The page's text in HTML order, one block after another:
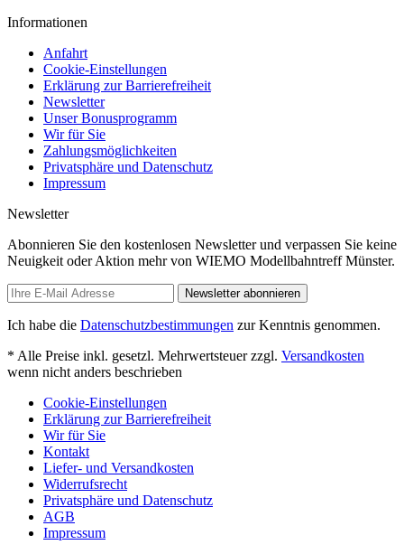
Informationen
Anfahrt
Cookie-Einstellungen
Erklärung zur Barrierefreiheit
Newsletter
Unser Bonusprogramm
Wir für Sie
Zahlungsmöglichkeiten
Privatsphäre und Datenschutz
Impressum
Newsletter
Abonnieren Sie den kostenlosen Newsletter und verpassen Sie keine
Neuigkeit oder Aktion mehr von WIEMO Modellbahntreff Münster.
Newsletter abonnieren
Ich habe die Datenschutzbestimmungen zur Kenntnis genommen.
* Alle Preise inkl. gesetzl. Mehrwertsteuer zzgl. Versandkosten
wenn nicht anders beschrieben
Cookie-Einstellungen
Erklärung zur Barrierefreiheit
Wir für Sie
Kontakt
Liefer- und Versandkosten
Widerrufsrecht
Privatsphäre und Datenschutz
AGB
Impressum